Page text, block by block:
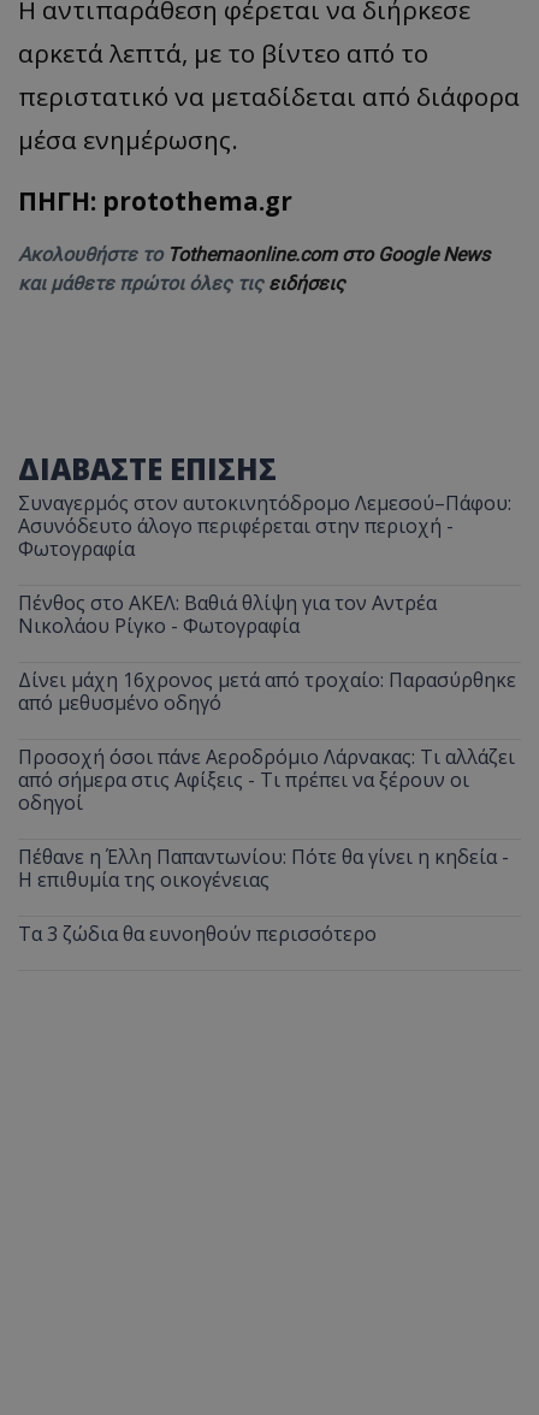
Η αντιπαράθεση φέρεται να διήρκεσε
αρκετά λεπτά, με το βίντεο από το
περιστατικό να μεταδίδεται από διάφορα
μέσα ενημέρωσης.
ΠΗΓΗ: protothema.gr
Ακολουθήστε το Tothemaonline.com στο Google News
και μάθετε πρώτοι όλες τις ειδήσεις
ΔΙΑΒΑΣΤΕ ΕΠΙΣΗΣ
Συναγερμός στον αυτοκινητόδρομο Λεμεσού–Πάφου:
Ασυνόδευτο άλογο περιφέρεται στην περιοχή -
Φωτογραφία
Πένθος στο ΑΚΕΛ: Βαθιά θλίψη για τον Αντρέα
Νικολάου Ρίγκο - Φωτογραφία
Δίνει μάχη 16χρονος μετά από τροχαίο: Παρασύρθηκε
από μεθυσμένο οδηγό
Προσοχή όσοι πάνε Αεροδρόμιο Λάρνακας: Τι αλλάζει
από σήμερα στις Αφίξεις - Τι πρέπει να ξέρουν οι
οδηγοί
Πέθανε η Έλλη Παπαντωνίου: Πότε θα γίνει η κηδεία -
Η επιθυμία της οικογένειας
Τα 3 ζώδια θα ευνοηθούν περισσότερο